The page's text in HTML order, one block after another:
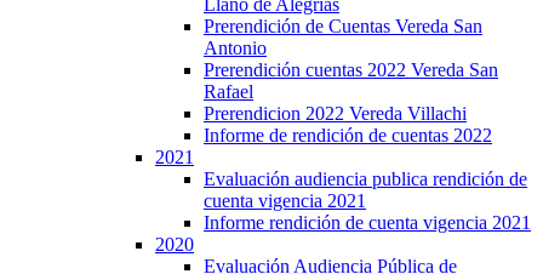
Llano de Alegrías
Prerendición de Cuentas Vereda San
Antonio
Prerendición cuentas 2022 Vereda San
Rafael
Prerendicion 2022 Vereda Villachi
Informe de rendición de cuentas 2022
2021
Evaluación audiencia publica rendición de
cuenta vigencia 2021
Informe rendición de cuenta vigencia 2021
2020
Evaluación Audiencia Pública de